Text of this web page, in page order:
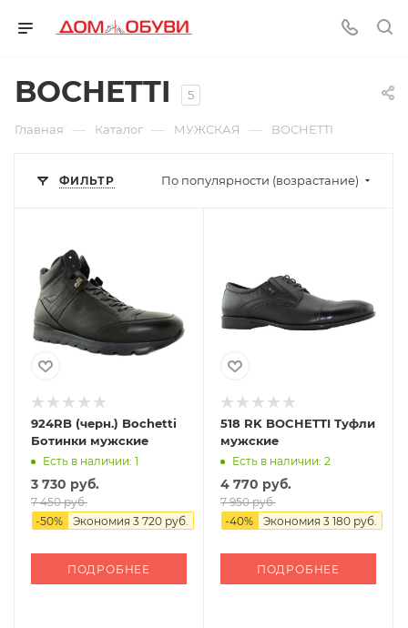
BOCHETTI 5
Главная — Каталог — МУЖСКАЯ — BOCHETTI
ФИЛЬТР По популярности (возрастание)
924RB (черн.) Bochetti
Ботинки мужские
Есть в наличии: 1
3 730 руб.
7 450 руб.
-50% Экономия 3 720 руб.
ПОДРОБНЕЕ
518 RK BOCHETTI Туфли
мужские
Есть в наличии: 2
4 770 руб.
7 950 руб.
-40% Экономия 3 180 руб.
ПОДРОБНЕЕ